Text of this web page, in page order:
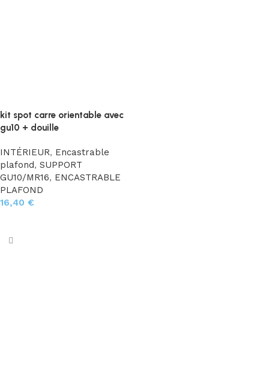
kit spot carre orientable avec
gu10 + douille
INTÉRIEUR, Encastrable
plafond, SUPPORT
GU10/MR16, ENCASTRABLE
PLAFOND
16,40 €